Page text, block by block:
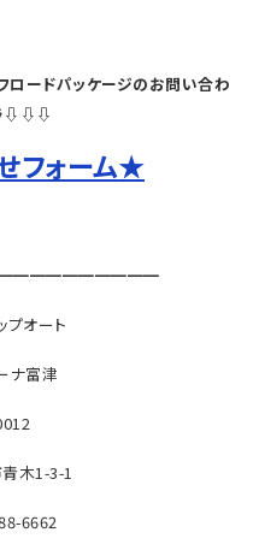
ードパッケージのお問い合わ
⇩⇩⇩
フォーム★
プオート
ナ富津
木1-3-1
6662